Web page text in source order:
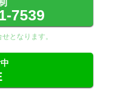
7539
となります。